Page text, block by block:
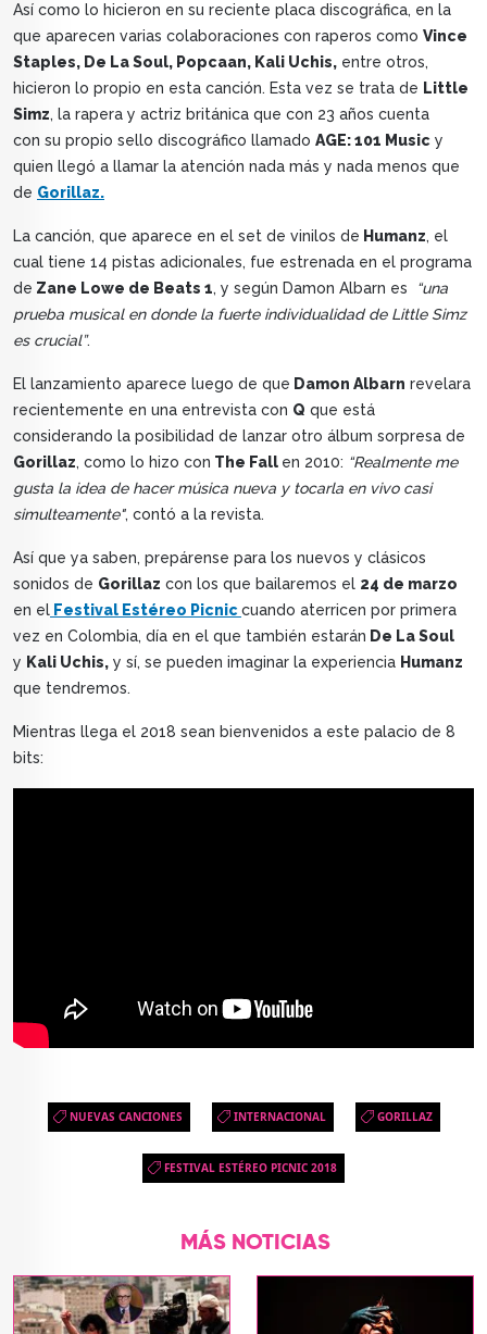
Así como lo hicieron en su reciente placa discográfica, en la
que aparecen varias colaboraciones con raperos como Vince
Staples, De La Soul, Popcaan, Kali Uchis, entre otros,
hicieron lo propio en esta canción. Esta vez se trata de Little
Simz, la rapera y actriz británica que con 23 años cuenta
con su propio sello discográfico llamado AGE: 101 Music y
quien llegó a llamar la atención nada más y nada menos que
de Gorillaz.
La canción, que aparece en el set de vinilos de Humanz, el
cual tiene 14 pistas adicionales, fue estrenada en el programa
de Zane Lowe de Beats 1, y según Damon Albarn es
“una
prueba musical en donde la fuerte individualidad de Little Simz
es crucial”.
El lanzamiento aparece luego de que Damon Albarn revelara
recientemente en una entrevista con Q que está
considerando la posibilidad de lanzar otro álbum sorpresa de
Gorillaz, como lo hizo con The Fall en 2010: “Realmente me
gusta la idea de hacer música nueva y tocarla en vivo casi
simulteamente", contó a la revista.
Así que ya saben, prepárense para los nuevos y clásicos
sonidos de Gorillaz con los que bailaremos el 24 de marzo
en el Festival Estéreo Picniccuando aterricen por primera
vez en Colombia, día en el que también estarán De La Soul
y Kali Uchis, y sí, se pueden imaginar la experiencia Humanz
que tendremos.
Mientras llega el 2018 sean bienvenidos a este palacio de 8
bits:
NUEVAS CANCIONES INTERNACIONAL GORILLAZ
FESTIVAL ESTÉREO PICNIC 2018
MÁS NOTICIAS